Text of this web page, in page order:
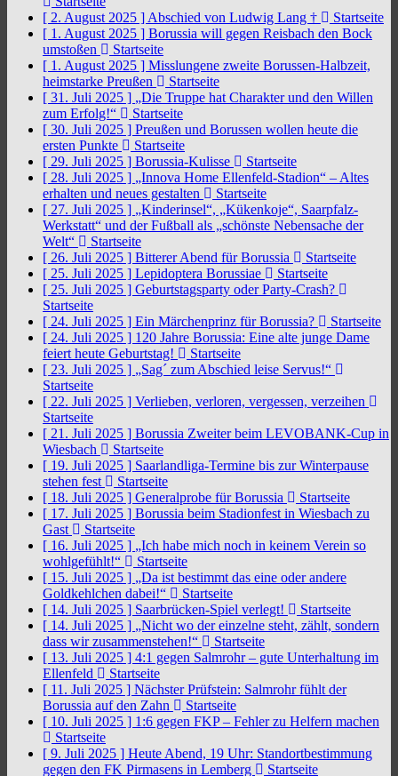
[ 2. August 2025 ] Abschied von Ludwig Lang †
Startseite
[ 1. August 2025 ] Borussia will gegen Reisbach den Bock
umstoßen
Startseite
[ 1. August 2025 ] Misslungene zweite Borussen-Halbzeit,
heimstarke Preußen
Startseite
[ 31. Juli 2025 ] „Die Truppe hat Charakter und den Willen
zum Erfolg!“
Startseite
[ 30. Juli 2025 ] Preußen und Borussen wollen heute die
ersten Punkte
Startseite
[ 29. Juli 2025 ] Borussia-Kulisse
Startseite
[ 28. Juli 2025 ] „Innova Home Ellenfeld-Stadion“ – Altes
erhalten und neues gestalten
Startseite
[ 27. Juli 2025 ] „Kinderinsel“, „Kükenkoje“, Saarpfalz-
Werkstatt“ und der Fußball als „schönste Nebensache der
Welt“
Startseite
[ 26. Juli 2025 ] Bitterer Abend für Borussia
Startseite
[ 25. Juli 2025 ] Lepidoptera Borussiae
Startseite
[ 25. Juli 2025 ] Geburtstagsparty oder Party-Crash?
Startseite
[ 24. Juli 2025 ] Ein Märchenprinz für Borussia?
Startseite
[ 24. Juli 2025 ] 120 Jahre Borussia: Eine alte junge Dame
feiert heute Geburtstag!
Startseite
[ 23. Juli 2025 ] „Sag´ zum Abschied leise Servus!“
Startseite
[ 22. Juli 2025 ] Verlieben, verloren, vergessen, verzeihen
Startseite
[ 21. Juli 2025 ] Borussia Zweiter beim LEVOBANK-Cup in
Wiesbach
Startseite
[ 19. Juli 2025 ] Saarlandliga-Termine bis zur Winterpause
stehen fest
Startseite
[ 18. Juli 2025 ] Generalprobe für Borussia
Startseite
[ 17. Juli 2025 ] Borussia beim Stadionfest in Wiesbach zu
Gast
Startseite
[ 16. Juli 2025 ] „Ich habe mich noch in keinem Verein so
wohlgefühlt!“
Startseite
[ 15. Juli 2025 ] „Da ist bestimmt das eine oder andere
Goldkehlchen dabei!“
Startseite
[ 14. Juli 2025 ] Saarbrücken-Spiel verlegt!
Startseite
[ 14. Juli 2025 ] „Nicht wo der einzelne steht, zählt, sondern
dass wir zusammenstehen!“
Startseite
[ 13. Juli 2025 ] 4:1 gegen Salmrohr – gute Unterhaltung im
Ellenfeld
Startseite
[ 11. Juli 2025 ] Nächster Prüfstein: Salmrohr fühlt der
Borussia auf den Zahn
Startseite
[ 10. Juli 2025 ] 1:6 gegen FKP – Fehler zu Helfern machen
Startseite
[ 9. Juli 2025 ] Heute Abend, 19 Uhr: Standortbestimmung
gegen den FK Pirmasens in Lemberg
Startseite